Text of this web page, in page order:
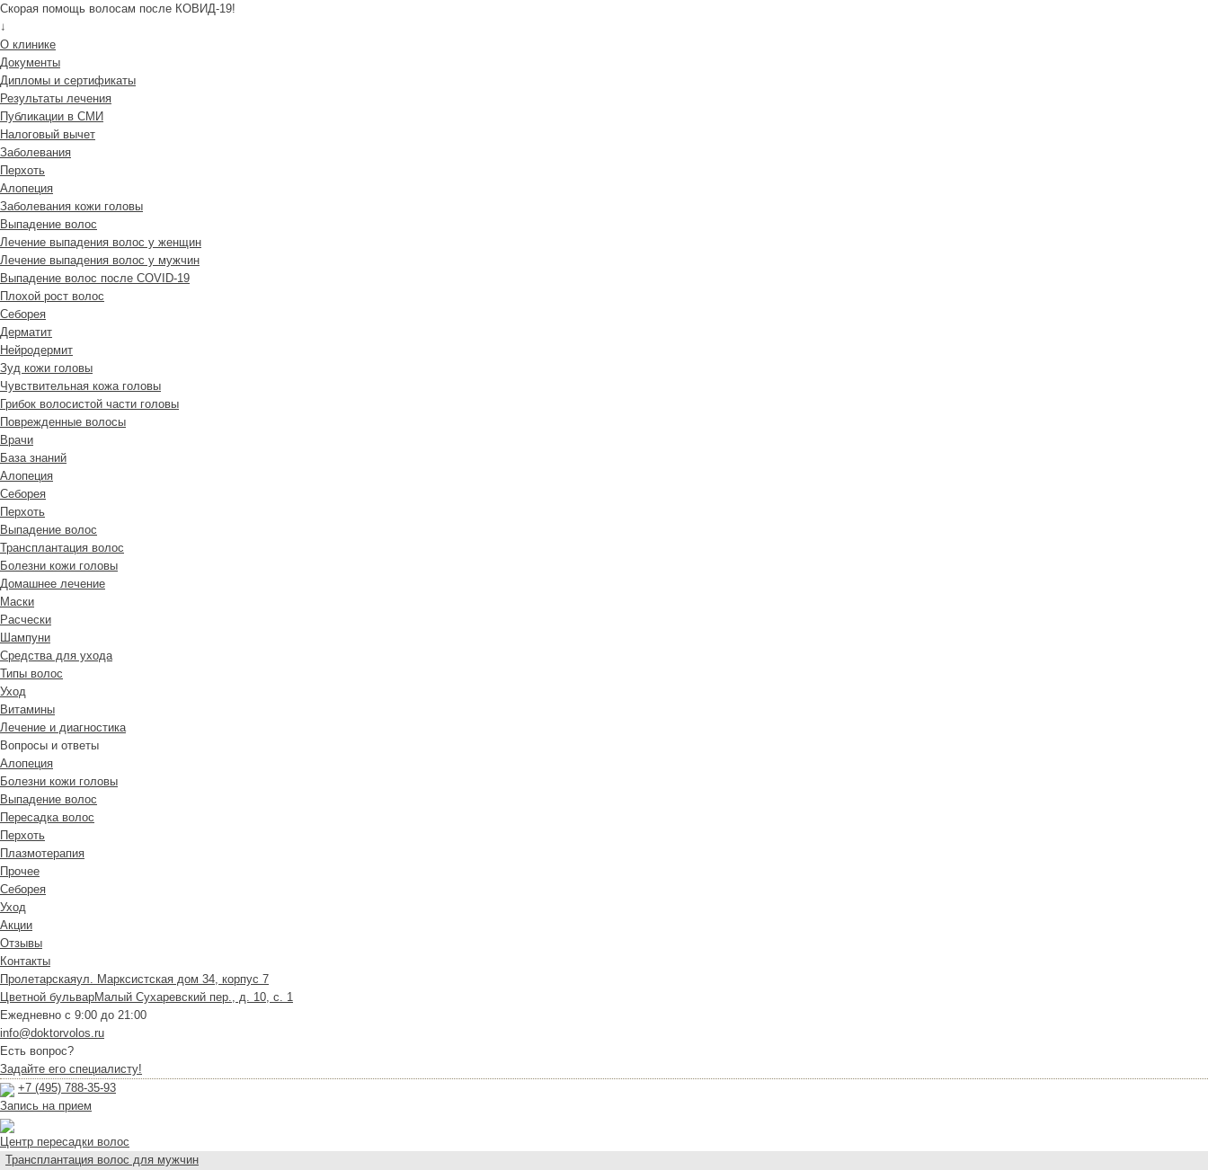
Скорая помощь волосам после КОВИД-19!
↓
О клинике
Документы
Дипломы и сертификаты
Результаты лечения
Публикации в СМИ
Налоговый вычет
Заболевания
Перхоть
Алопеция
Заболевания кожи головы
Выпадение волос
Лечение выпадения волос у женщин
Лечение выпадения волос у мужчин
Выпадение волос после COVID-19
Плохой рост волос
Cеборея
Дерматит
Нейродермит
Зуд кожи головы
Чувствительная кожа головы
Грибок волосистой части головы
Поврежденные волосы
Врачи
База знаний
Алопеция
Себорея
Перхоть
Выпадение волос
Трансплантация волос
Болезни кожи головы
Домашнее лечение
Маски
Расчески
Шампуни
Средства для ухода
Типы волос
Уход
Витамины
Лечение и диагностика
Вопросы и ответы
Алопеция
Болезни кожи головы
Выпадение волос
Пересадка волос
Перхоть
Плазмотерапия
Прочее
Себорея
Уход
Акции
Отзывы
Контакты
Пролетарскаяул. Марксистская дом 34, корпус 7
Цветной бульварМалый Сухаревский пер., д. 10, с. 1
Ежедневно с 9:00 до 21:00
info@doktorvolos.ru
Есть вопрос?
Задайте его специалисту!
+7 (495) 788-35-93
Запись на прием
Центр пересадки волос
Трансплантация волос для мужчин